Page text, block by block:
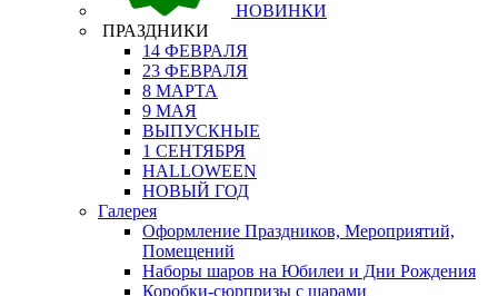
НОВИНКИ
ПРАЗДНИКИ
14 ФЕВРАЛЯ
23 ФЕВРАЛЯ
8 МАРТА
9 МАЯ
ВЫПУСКНЫЕ
1 СЕНТЯБРЯ
HALLOWEEN
НОВЫЙ ГОД
Галерея
Оформление Праздников, Мероприятий,
Помещений
Наборы шаров на Юбилеи и Дни Рождения
Коробки-сюрпризы с шарами